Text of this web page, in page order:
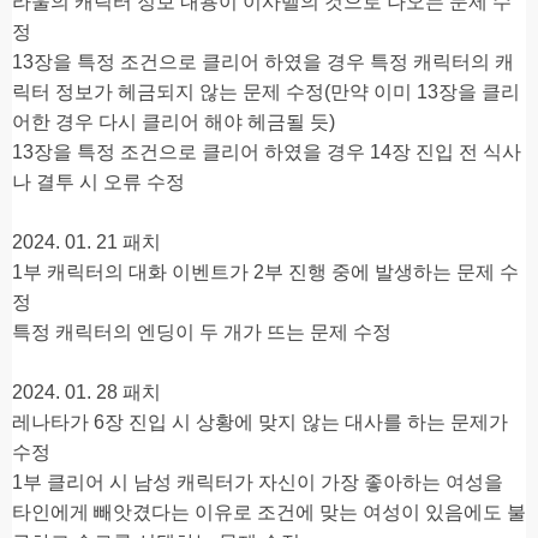
정
13장을 특정 조건으로 클리어 하였을 경우 특정 캐릭터의 캐
릭터 정보가 헤금되지 않는 문제 수정(만약 이미 13장을 클리
어한 경우 다시 클리어 해야 헤금될 듯)
13장을 특정 조건으로 클리어 하였을 경우 14장 진입 전 식사
나 결투 시 오류 수정
2024. 01. 21 패치
1부 캐릭터의 대화 이벤트가 2부 진행 중에 발생하는 문제 수
정
특정 캐릭터의 엔딩이 두 개가 뜨는 문제 수정
2024. 01. 28 패치
레나타가 6장 진입 시 상황에 맞지 않는 대사를 하는 문제가
수정
1부 클리어 시 남성 캐릭터가 자신이 가장 좋아하는 여성을
타인에게 빼앗겼다는 이유로 조건에 맞는 여성이 있음에도 불